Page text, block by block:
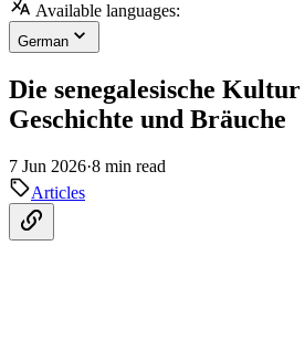
Available languages:
German
Die senegalesische
Geschichte und Bräuche
7 Jun 2026·8 min read
Articles